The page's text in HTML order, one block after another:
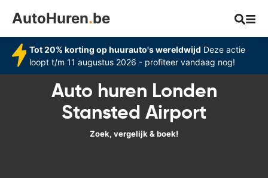
AutoHuren.be
Tot 20% korting op huurauto's wereldwijd Deze actie
loopt t/m 11 augustus 2026 - profiteer vandaag nog!
Auto huren Londen
Stansted Airport
Zoek, vergelijk & boek!